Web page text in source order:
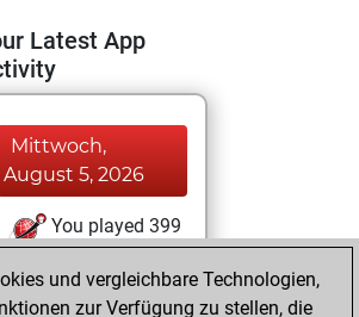
Latest App
Mittwoch,
August 5, 2026
You played 399
You scored
und vergleichbare Technologien,
zur Verfügung zu stellen, die